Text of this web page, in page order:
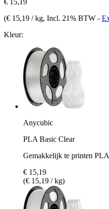
(€ 15,19 / kg, Incl. 21% BTW -
Kleur:
Anycubic
PLA Basic Clear
Gemakkelijk te printen PLA
€ 15,19
(€ 15,19 / kg)